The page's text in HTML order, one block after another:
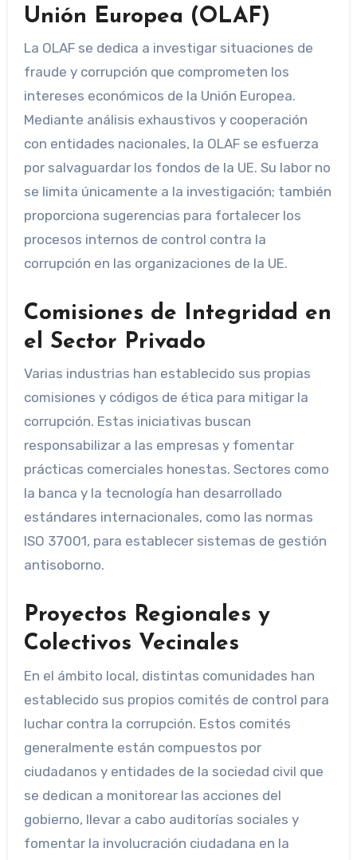
Unión Europea (OLAF)
La OLAF se dedica a investigar situaciones de
fraude y corrupción que comprometen los
intereses económicos de la Unión Europea.
Mediante análisis exhaustivos y cooperación
con entidades nacionales, la OLAF se esfuerza
por salvaguardar los fondos de la UE. Su labor no
se limita únicamente a la investigación; también
proporciona sugerencias para fortalecer los
procesos internos de control contra la
corrupción en las organizaciones de la UE.
Comisiones de Integridad en
el Sector Privado
Varias industrias han establecido sus propias
comisiones y códigos de ética para mitigar la
corrupción. Estas iniciativas buscan
responsabilizar a las empresas y fomentar
prácticas comerciales honestas. Sectores como
la banca y la tecnología han desarrollado
estándares internacionales, como las normas
ISO 37001, para establecer sistemas de gestión
antisoborno.
Proyectos Regionales y
Colectivos Vecinales
En el ámbito local, distintas comunidades han
establecido sus propios comités de control para
luchar contra la corrupción. Estos comités
generalmente están compuestos por
ciudadanos y entidades de la sociedad civil que
se dedican a monitorear las acciones del
gobierno, llevar a cabo auditorías sociales y
fomentar la involucración ciudadana en la